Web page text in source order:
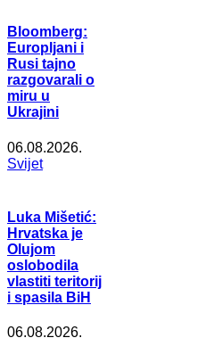
Bloomberg:
Europljani i
Rusi tajno
razgovarali o
miru u
Ukrajini
06.08.2026.
Svijet
Luka Mišetić:
Hrvatska je
Olujom
oslobodila
vlastiti teritorij
i spasila BiH
06.08.2026.